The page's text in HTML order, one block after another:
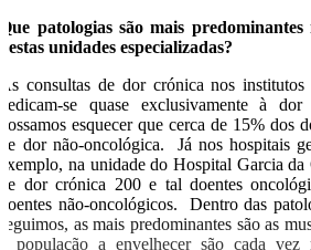
Que patologias são mais predominantes
nestas unidades especializadas?
As consultas de dor crónica nos institutos
dedicam-se quase exclusivamente à
possamos esquecer que cerca de 15% dos
de dor não-oncológica. Já nos hospitais
exemplo, na unidade do Hospital Garcia da
de dor crónica 200 e tal doentes
doentes não-oncológicos. Dentro das
seguimos, as mais predominantes são as
a população a envelhecer são cada vez